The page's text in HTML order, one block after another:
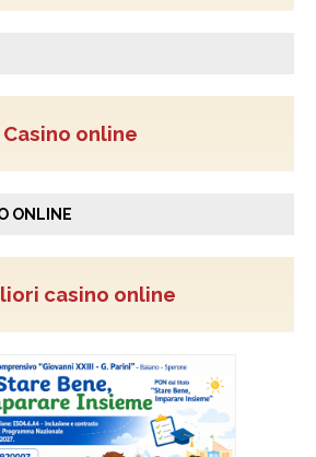
Casino online
ONLINE
casino online